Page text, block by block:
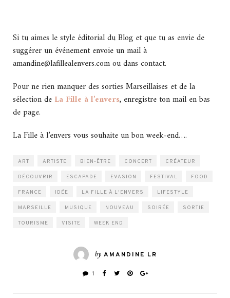
Si tu aimes le style éditorial du Blog et que tu as envie de
suggérer un événement envoie un mail à
amandine@lafillealenvers.com ou dans contact.
Pour ne rien manquer des sorties Marseillaises et de la
sélection de La Fille à l’envers, enregistre ton mail en bas
de page.
La Fille à l’envers vous souhaite un bon week-end….
ART ARTISTE BIEN-ÊTRE CONCERT CRÉATEUR
DÉCOUVRIR ESCAPADE EVASION FESTIVAL FOOD
FRANCE IDÉE LA FILLE À L'ENVERS LIFESTYLE
MARSEILLE MUSIQUE NOUVEAU SOIRÉE SORTIE
TOURISME VISITE WEEK END
by AMANDINE LR
1